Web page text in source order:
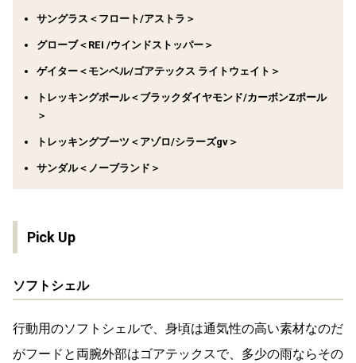
サングラス＜フロート/アストラ＞
グローブ＜REI /ウインドストッパー＞
ゲイター＜モンベル/ゴアテックス ライトウェイト＞
トレッキングポール＜ブラックダイヤモンド/カーボンZポール
＞
トレッキングブーツ＜アゾロ/シラーズgv＞
サンダル＜ノーブランド＞
Pick Up
ソフトシェル
行動用のソフトシェルで、身頃は通気性の高い素材なのだ
がフードと両腕外部はゴアテックスで、多少の雨ならその